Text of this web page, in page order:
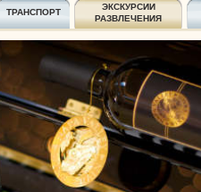
ТРАНСПОРТ
ЭКСКУРСИИ
РАЗВЛЕЧЕНИЯ